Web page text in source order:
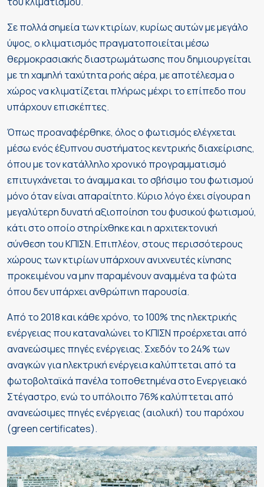
Σε πολλά σημεία των κτιρίων, κυρίως αυτών με μεγάλο
ύψος, ο κλιματισμός πραγματοποιείται μέσω
θερμοκρασιακής διαστρωμάτωσης που δημιουργείται
με τη χαμηλή ταχύτητα ροής αέρα, με αποτέλεσμα ο
χώρος να κλιματίζεται πλήρως μέχρι το επίπεδο που
υπάρχουν επισκέπτες.
Όπως προαναφέρθηκε, όλος ο φωτισμός ελέγχεται
μέσω ενός έξυπνου συστήματος κεντρικής διαχείρισης,
όπου με τον κατάλληλο χρονικό προγραμματισμό
επιτυγχάνεται το άναμμα και το σβήσιμο του φωτισμού
μόνο όταν είναι απαραίτητο. Κύριο λόγο έχει σίγουρα η
μεγαλύτερη δυνατή αξιοποίηση του φυσικού φωτισμού,
κάτι στο οποίο στηρίχθηκε και η αρχιτεκτονική
σύνθεση του ΚΠΙΣΝ. Επιπλέον, στους περισσότερους
χώρους των κτιρίων υπάρχουν ανιχνευτές κίνησης
προκειμένου να μην παραμένουν αναμμένα τα φώτα
όπου δεν υπάρχει ανθρώπινη παρουσία.
Από το 2018 και κάθε χρόνο, το 100% της ηλεκτρικής
ενέργειας που καταναλώνει το ΚΠΙΣΝ προέρχεται από
ανανεώσιμες πηγές ενέργειας. Σχεδόν το 24% των
αναγκών για ηλεκτρική ενέργεια καλύπτεται από τα
φωτοβολταϊκά πανέλα τοποθετημένα στο Ενεργειακό
Στέγαστρο, ενώ το υπόλοιπο 76% καλύπτεται από
ανανεώσιμες πηγές ενέργειας (αιολική) του παρόχου
(green certificates).